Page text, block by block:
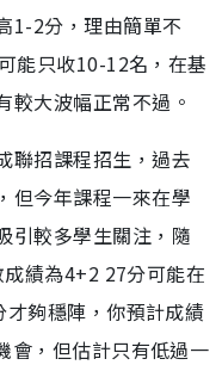
1-2分，理由簡單不
能只收10-12名，在基
較大波幅正常不過。
聯招課程招生，過去
但今年課程一來在學
引較多學生關注，隨
績為4+2 27分可能在
夠穩陣，你預計成績
會，但估計只有低過一